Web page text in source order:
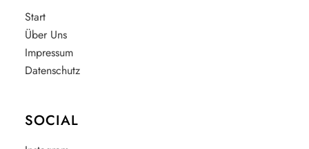
Start
Über Uns
Impressum
Datenschutz
SOCIAL